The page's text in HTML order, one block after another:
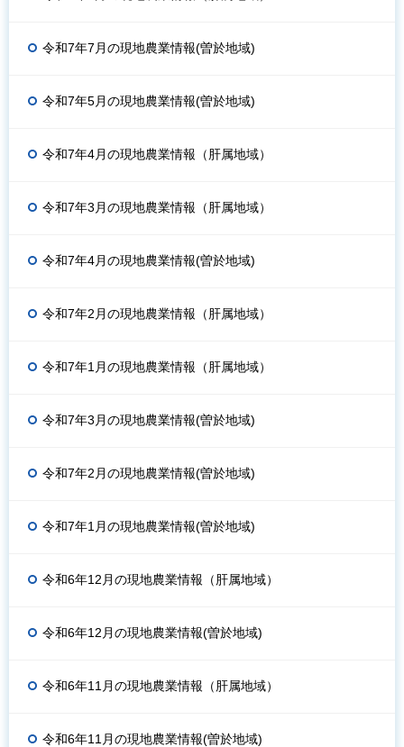
令和7年7月の現地農業情報(曽於地域)
令和7年5月の現地農業情報(曽於地域)
令和7年4月の現地農業情報（肝属地域）
令和7年3月の現地農業情報（肝属地域）
令和7年4月の現地農業情報(曽於地域)
令和7年2月の現地農業情報（肝属地域）
令和7年1月の現地農業情報（肝属地域）
令和7年3月の現地農業情報(曽於地域)
令和7年2月の現地農業情報(曽於地域)
令和7年1月の現地農業情報(曽於地域)
令和6年12月の現地農業情報（肝属地域）
令和6年12月の現地農業情報(曽於地域)
令和6年11月の現地農業情報（肝属地域）
令和6年11月の現地農業情報(曽於地域)